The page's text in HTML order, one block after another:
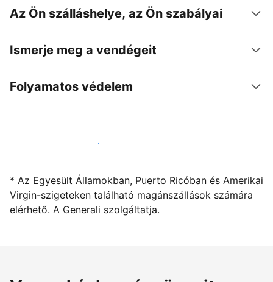
Az Ön szálláshelye, az Ön szabályai
Ismerje meg a vendégeit
Folyamatos védelem
Kínáljon szállást a segítségünkkel
* Az Egyesült Államokban, Puerto Ricóban és Amerikai
Virgin-szigeteken található magánszállások számára
elérhető. A Generali szolgáltatja.